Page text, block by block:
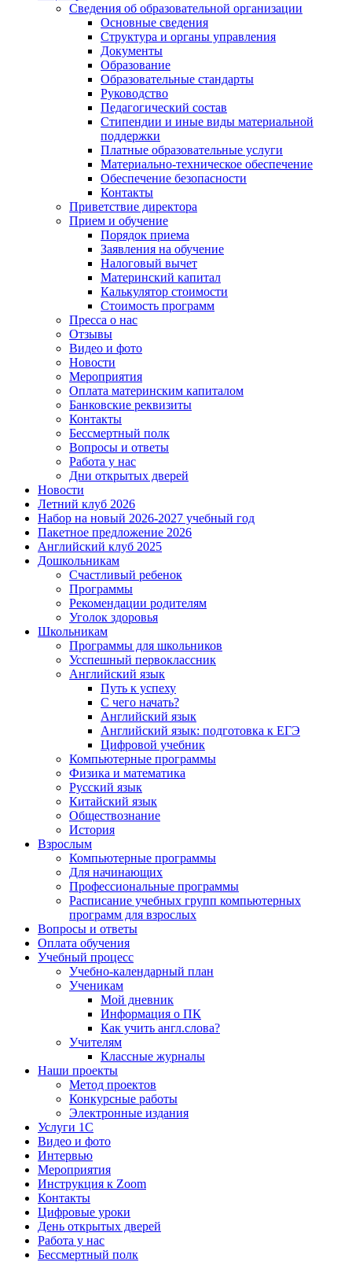
Сведения об образовательной организации
Основные сведения
Структура и органы управления
Документы
Образование
Образовательные стандарты
Руководство
Педагогический состав
Стипендии и иные виды материальной
поддержки
Платные образовательные услуги
Материально-техническое обеспечение
Обеспечение безопасности
Контакты
Приветствие директора
Прием и обучение
Порядок приема
Заявления на обучение
Налоговый вычет
Материнский капитал
Калькулятор стоимости
Стоимость программ
Пресса о нас
Отзывы
Видео и фото
Новости
Мероприятия
Оплата материнским капиталом
Банковские реквизиты
Контакты
Бессмертный полк
Вопросы и ответы
Работа у нас
Дни открытых дверей
Новости
Летний клуб 2026
Набор на новый 2026-2027 учебный год
Пакетное предложение 2026
Английский клуб 2025
Дошкольникам
Счастливый ребенок
Программы
Рекомендации родителям
Уголок здоровья
Школьникам
Программы для школьников
Усспешный первоклассник
Английский язык
Путь к успеху
С чего начать?
Английский язык
Английский язык: подготовка к ЕГЭ
Цифровой учебник
Компьютерные программы
Физика и математика
Русский язык
Китайский язык
Обществознание
История
Взрослым
Компьютерные программы
Для начинающих
Профессиональные программы
Расписание учебных групп компьютерных
программ для взрослых
Вопросы и ответы
Оплата обучения
Учебный процесс
Учебно-календарный план
Ученикам
Мой дневник
Информация о ПК
Как учить англ.слова?
Учителям
Классные журналы
Наши проекты
Метод проектов
Конкурсные работы
Электронные издания
Услуги 1C
Видео и фото
Интервью
Мероприятия
Инструкция к Zoom
Контакты
Цифровые уроки
День открытых дверей
Работа у нас
Бессмертный полк